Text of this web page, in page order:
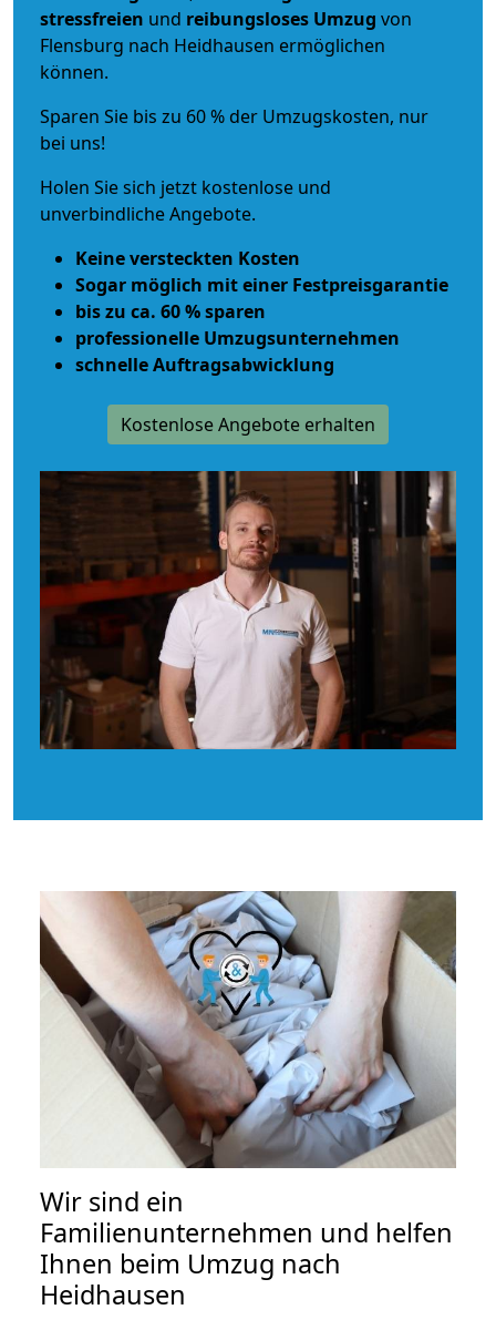
stressfreien und reibungsloses Umzug von
Flensburg nach Heidhausen ermöglichen
können.
Sparen Sie bis zu 60 % der Umzugskosten, nur
bei uns!
Holen Sie sich jetzt kostenlose und
unverbindliche Angebote.
Keine versteckten Kosten
Sogar möglich mit einer Festpreisgarantie
bis zu ca. 60 % sparen
professionelle Umzugsunternehmen
schnelle Auftragsabwicklung
Kostenlose Angebote erhalten
Wir sind ein
Familienunternehmen und helfen
Ihnen beim Umzug nach
Heidhausen